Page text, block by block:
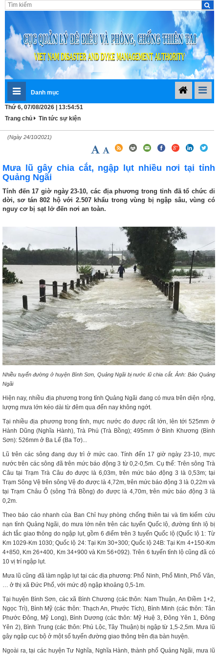
Danh mục
Thứ 6, 07/08/2026 | 13:54:52
Trang chủ
Tin tức sự kiện
(Ngày 24/10/2021)
Mưa lũ gây chia cắt, ngập lụt nhiều nơi tại tỉnh
Quảng Ngãi
Tính đến 17 giờ ngày 23-10, các địa phương trong tỉnh đã tổ chức di
dời, sơ tán 802 hộ với 2.507 khẩu trong vùng bị ngập sâu, vùng có
nguy cơ bị sạt lở đến nơi an toàn.
Nhiều tuyến đường ở huyện Bình Sơn, Quảng Ngãi bị nước lũ chia cắt. Ảnh: Báo Quảng
Ngãi
Hiện nay, nhiều địa phương trong tỉnh Quảng Ngãi đang có mưa trên diện rộng,
lượng mưa lớn kéo dài từ đêm qua đến nay không ngớt.
Tại nhiều địa phương trong tỉnh, mực nước đo được rất lớn, lên tới 525mm ở
Hành Dũng (Nghĩa Hành), Trà Phú (Trà Bồng); 495mm ở Bình Khương (Bình
Sơn): 526mm ở Ba Lế (Ba Tơ)...
Lũ trên các sông đang duy trì ở mức cao. Tính đến 17 giờ ngày 23-10, mực
nước trên các sông đã trên mức báo động 3 từ 0,2-0,5m. Cụ thể: Trên sông Trà
Câu tại Trạm Trà Câu đo được là 6,03m, trên mức báo động 3 là 0,53m; tại
Trạm Sông Vệ trên sông Vệ đo được là 4,72m, trên mức báo động 3 là 0,22m và
tại Trạm Châu Ổ (sông Trà Bồng) đo được là 4,70m, trên mức báo động 3 là
0,2m.
Theo báo cáo nhanh của Ban Chỉ huy phòng chống thiên tai và tìm kiếm cứu
nạn tỉnh Quảng Ngãi, do mưa lớn nên trên các tuyến Quốc lộ, đường tỉnh lộ bị
ách tắc giao thông do ngập lụt, gồm 6 điểm trên 3 tuyến Quốc lộ (Quốc lộ 1: Từ
Km 1029-Km 1030; Quốc lộ 24: Tại Km 30+300; Quốc lộ 24B: Tại Km 4+150-Km
4+850, Km 26+400, Km 34+900 và Km 56+092). Trên 6 tuyến tỉnh lộ cũng đã có
10 vị trí ngập lụt.
Mưa lũ cũng đã làm ngập lụt tại các địa phương: Phổ Ninh, Phổ Minh, Phổ Văn,
… ở thị xã Đức Phổ, với mức độ ngập khoảng 0,5-1m.
Tại huyện Bình Sơn, các xã Bình Chương (các thôn: Nam Thuận, An Điềm 1+2,
Ngọc Trì), Bình Mỹ (các thôn: Thạch An, Phước Tích), Bình Minh (các thôn: Tân
Phước Đông, Mỹ Long), Bình Dương (các thôn: Mỹ Huệ 3, Đông Yên 1, Đông
Yên 2), Bình Trung (các thôn: Phú Lộc, Tây Thuận) bị ngập từ 1,5-2,5m. Mưa lũ
gây ngập cục bộ ở một số tuyến đường giao thông trên địa bàn huyện.
Ngoài ra, tại các huyện Tư Nghĩa, Nghĩa Hành, thành phố Quảng Ngãi, mưa lũ